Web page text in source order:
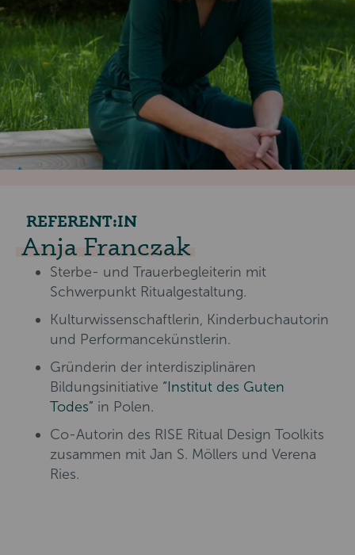
REFERENT:IN
Anja Franczak
Sterbe- und Trauerbegleiterin mit
Schwerpunkt Ritualgestaltung.
Kulturwissenschaftlerin, Kinderbuchautorin
und Performancekünstlerin.
Gründerin der interdisziplinären
Bildungsinitiative “Institut des Guten
Todes” in Polen.
Co-Autorin des RISE Ritual Design Toolkits
zusammen mit Jan S. Möllers und Verena
Ries.